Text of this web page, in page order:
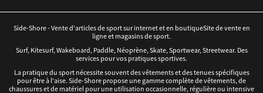
Side-Shore - Vente d'articles de sport sur internet et en boutiqueSite de vente en
ligne et magasins de sport.
Surf, Kitesurf, Wakeboard, Paddle, Néoprène, Skate, Sportwear, Streetwear. Des
services pour vos pratiques sportives.
La pratique du sport nécessite souvent des vêtements et des tenues spécifiques
pour être à l'aise. Side-Shore propose une gamme complète de vêtements, de
chaussures et de matériel pour une utilisation occasionnelle, régulière ou intensive